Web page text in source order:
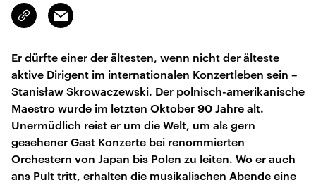
Link
kopieren/teilen
Email
Er dürfte einer der ältesten, wenn nicht der älteste
aktive Dirigent im internationalen Konzertleben sein –
Stanisław Skrowaczewski. Der polnisch-amerikanische
Maestro wurde im letzten Oktober 90 Jahre alt.
Unermüdlich reist er um die Welt, um als gern
gesehener Gast Konzerte bei renommierten
Orchestern von Japan bis Polen zu leiten. Wo er auch
ans Pult tritt, erhalten die musikalischen Abende eine